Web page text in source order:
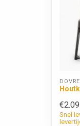
DOVRE
Snel